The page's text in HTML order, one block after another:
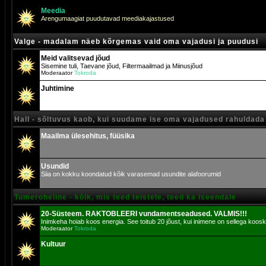
Meedia
Arengumaagiat puudutavad meediakajastused
Valge - madalam näeb kõrgemas vaid oma vajadusi ja puudusi
Meid valitsevad jõud
Sisemine tuli, Taevane jõud, Filtermaailmad ja Miinusjõud
ModeraatorTokroda
Juhtimine
Hall - sõltuvus kaob, kui suudame ise oma vajadused rahuldada
Maailma ülesehitus, füüsika
Usundid
Siia on kokku koondatud kõik varasemad usundite alafoorumid
Tumeroheline - kõik, mis teed teistele, teed ka iseendale
20-Süsteem. RAKTOBLEERI vundamentseadused. VALMIS!!!
Inimkeha hoiab koos energia. See toitub 20 jõust, kui inimene on sellega
ModeraatorTokroda
Kultuur